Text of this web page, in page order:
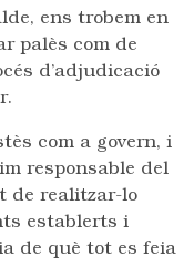
ens trobem en
palès com de
d’adjudicació
com a govern, i
responsable del
de realitzar-lo
establerts i
de què tot es feia